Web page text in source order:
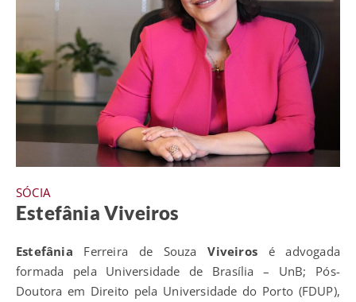
SÓCIA
Estefânia Viveiros
Estefânia Ferreira de SouzaViveiros é advogada
formada pela Universidade de Brasília – UnB; Pós-
Doutora em Direito pela Universidade do Porto (FDUP),